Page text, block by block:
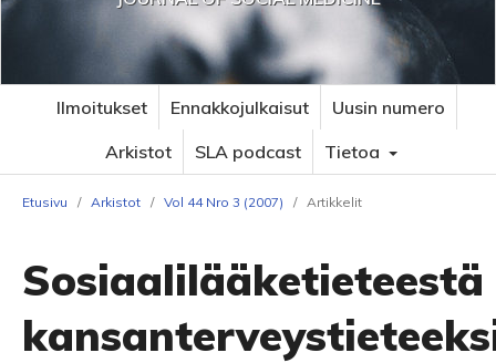
Ilmoitukset Ennakkojulkaisut
Uusin numero
Arkistot
SLA podcast Tietoa
Etusivu / Arkistot / Vol 44 Nro 3 (2007) / Artikkelit
Sosiaalilääketieteestä